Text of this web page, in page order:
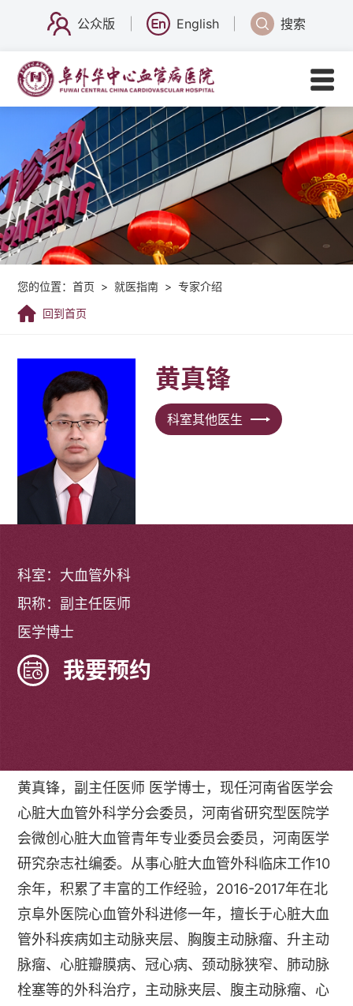
公众版 English 搜索
您的位置：首页 > 就医指南 > 专家介绍
回到首页
黄真锋
科室其他医生
科室：大血管外科
职称：副主任医师
医学博士
我要预约
黄真锋，副主任医师 医学博士，现任河南省医学会
心脏大血管外科学分会委员，河南省研究型医院学
会微创心脏大血管青年专业委员会委员，河南医学
研究杂志社编委。从事心脏大血管外科临床工作10
余年，积累了丰富的工作经验，2016-2017年在北
京阜外医院心血管外科进修一年，擅长于心脏大血
管外科疾病如主动脉夹层、胸腹主动脉瘤、升主动
脉瘤、心脏瓣膜病、冠心病、颈动脉狭窄、肺动脉
栓塞等的外科治疗，主动脉夹层、腹主动脉瘤、心